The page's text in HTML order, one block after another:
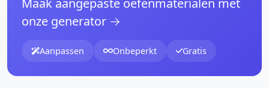
Maak aangepaste oefenmaterialen met
onze generator →
Aanpassen Onbeperkt Gratis